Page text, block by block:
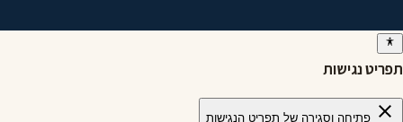
תפריט נגישות
close פתיחה וסגירה של תפריט הנגישות